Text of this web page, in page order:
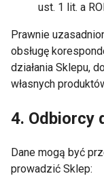
ust. 1 lit. a
Prawnie
obsługę
działania Sklepu,
własnych
4. Odbiorcy
Dane mogą być
prowadzić Sklep: